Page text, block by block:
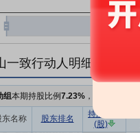
一致行动人明细
组本期持股比例7.23% ，持股数量
东名称 股东排名
持股数量
(股)